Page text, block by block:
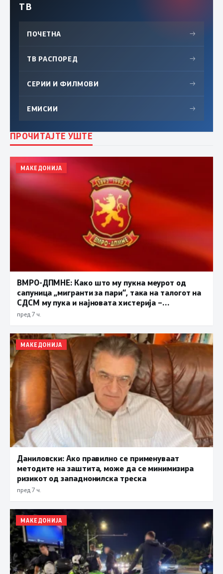
ТВ
ПОЧЕТНА →
ТВ РАСПОРЕД →
СЕРИИ И ФИЛМОВИ →
ЕМИСИИ →
ПРОЧИТАЈТЕ УШТЕ
МАКЕДОНИЈА
ВМРО-ДПМНЕ: Како што му пукна меурот од
сапуница „мигранти за пари“, така на талогот на
СДСМ му пука и најновата хистерија –
прифаќање на француски предлог
пред 7 ч.
МАКЕДОНИЈА
Даниловски: Ако правилно се применуваат
методите на заштита, може да се минимизира
ризикот од западнонилска треска
пред 7 ч.
МАКЕДОНИЈА